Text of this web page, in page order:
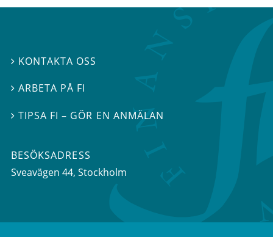
 KONTAKTA OSS
ARBETA PÅ FI
TIPSA FI – GÖR EN ANMÄLAN
BESÖKSADRESS
Sveavägen 44, Stockholm